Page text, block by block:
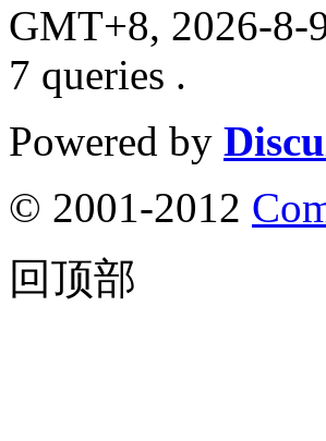
GMT+8, 2026-8-
7 queries .
Powered by
© 2001-2012
回顶部